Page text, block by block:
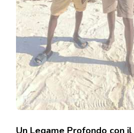
Un Legame Profondo con